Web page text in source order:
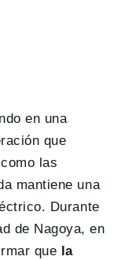
en una
que
las
mantiene una
Durante
de Nagoya, en
que la